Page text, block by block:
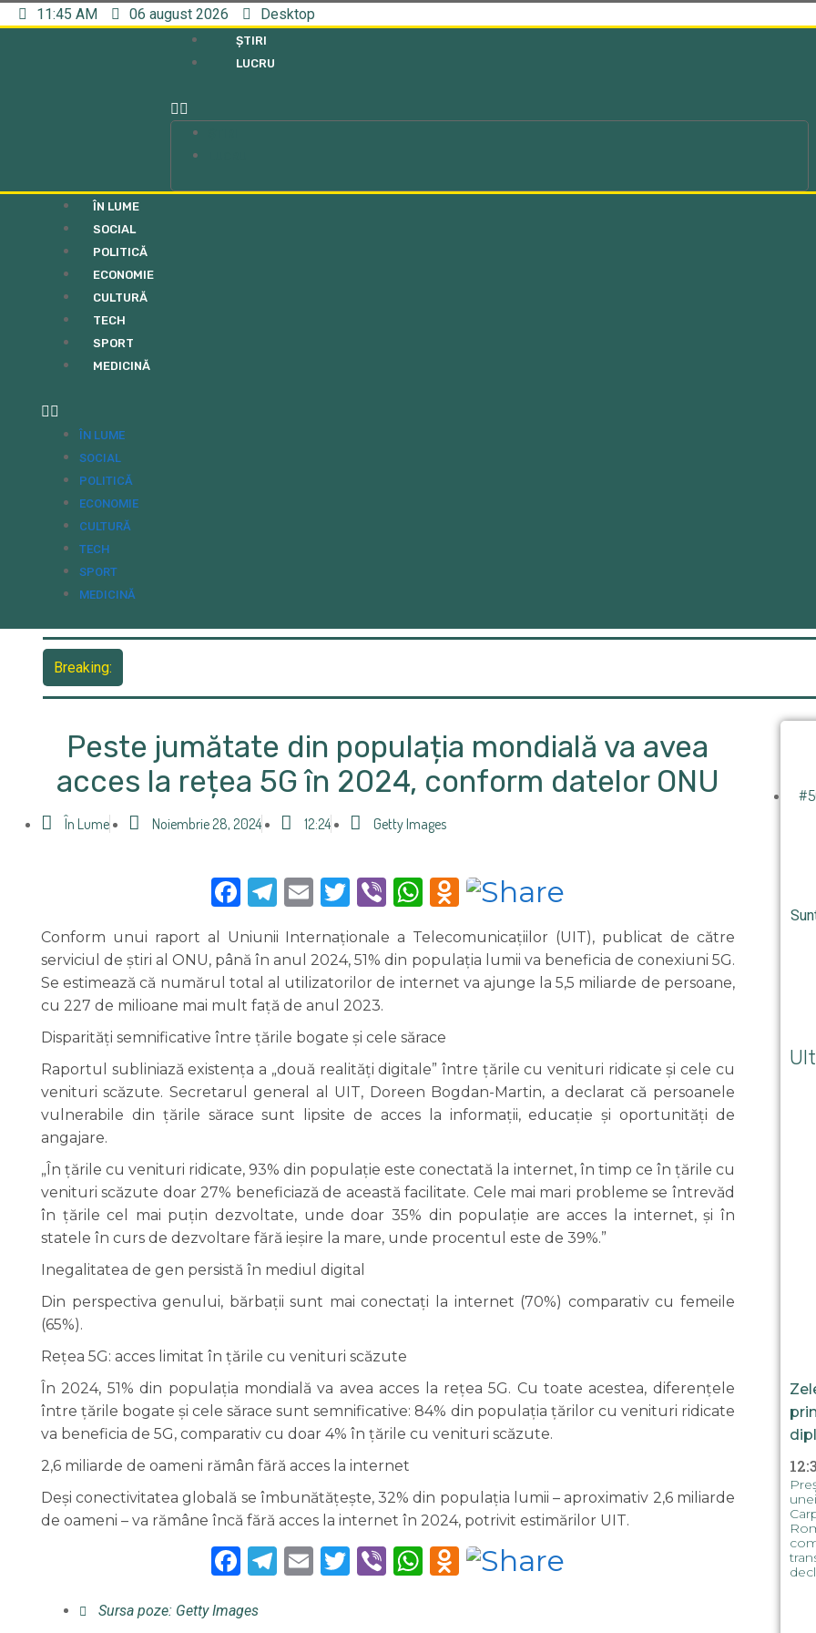
11:45 AM 06 august 2026 Desktop
ȘTIRI
LUCRU
ÎN LUME
SOCIAL
POLITICĂ
ECONOMIE
CULTURĂ
TECH
SPORT
MEDICINĂ
ÎN LUME
SOCIAL
POLITICĂ
ECONOMIE
CULTURĂ
TECH
SPORT
MEDICINĂ
Breaking:
Peste jumătate din populația mondială va avea
acces la rețea 5G în 2024, conform datelor ONU
În Lume Noiembrie 28, 2024 12:24 Getty Images
Facebook
Telegram
Email
Twitter
ViberWhatsApp
Odnoklassniki
Conform unui raport al Uniunii Internaționale a Telecomunicațiilor (UIT), publicat de către
serviciul de știri al ONU, până în anul 2024, 51% din populația lumii va beneficia de conexiuni 5G.
Se estimează că numărul total al utilizatorilor de internet va ajunge la 5,5 miliarde de persoane,
cu 227 de milioane mai mult față de anul 2023.
Disparități semnificative între țările bogate și cele sărace
Raportul subliniază existența a „două realități digitale” între țările cu venituri ridicate și cele cu
venituri scăzute. Secretarul general al UIT, Doreen Bogdan-Martin, a declarat că persoanele
vulnerabile din țările sărace sunt lipsite de acces la informații, educație și oportunități de
angajare.
„În țările cu venituri ridicate, 93% din populație este conectată la internet, în timp ce în țările cu
venituri scăzute doar 27% beneficiază de această facilitate. Cele mai mari probleme se întrevăd
în țările cel mai puțin dezvoltate, unde doar 35% din populație are acces la internet, și în
statele în curs de dezvoltare fără ieșire la mare, unde procentul este de 39%.”
Inegalitatea de gen persistă în mediul digital
Din perspectiva genului, bărbații sunt mai conectați la internet (70%) comparativ cu femeile
(65%).
Rețea 5G: acces limitat în țările cu venituri scăzute
În 2024, 51% din populația mondială va avea acces la rețea 5G. Cu toate acestea, diferențele
între țările bogate și cele sărace sunt semnificative: 84% din populația țărilor cu venituri ridicate
va beneficia de 5G, comparativ cu doar 4% în țările cu venituri scăzute.
2,6 miliarde de oameni rămân fără acces la internet
Deși conectivitatea globală se îmbunătățește, 32% din populația lumii – aproximativ 2,6 miliarde
de oameni – va rămâne încă fără acces la internet în 2024, potrivit estimărilor UIT.
Facebook
Telegram
Email
Twitter
ViberWhatsApp
Odnoklassniki
Sursa poze: Getty Images